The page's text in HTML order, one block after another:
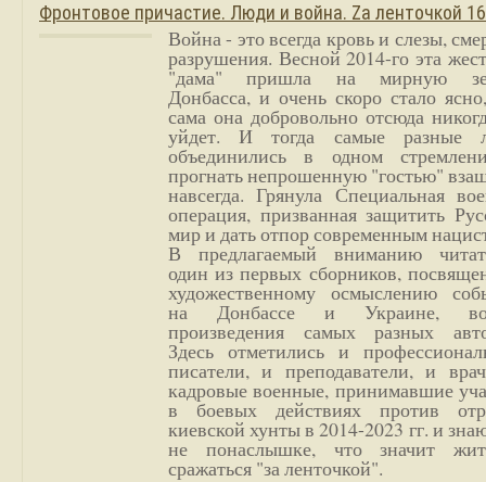
Фронтовое причастие. Люди и война. Zа ленточкой
Война - это всегда кровь и слезы,
разрушения. Весной 2014-го эта
"дама" пришла на мирную
Донбасса, и очень скоро стало
сама она добровольно отсюда
уйдет. И тогда самые разные
объединились в одном
прогнать непрошенную "гостью"
навсегда. Грянула Специальная
операция, призванная защитить
мир и дать отпор современным
В предлагаемый вниманию
один из первых сборников,
художественному осмыслению
на Донбассе и Украине,
произведения самых разных
Здесь отметились и
писатели, и преподаватели, и
кадровые военные, принимавшие
в боевых действиях против
киевской хунты в 2014-2023 гг. и
не понаслышке, что значит
сражаться "за ленточкой".